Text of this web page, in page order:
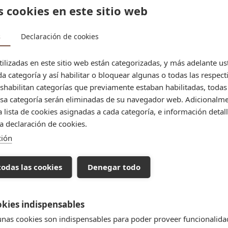
sitio web www.labocareus.com (en adelante, el "Sitio"). El uso
de la Política de Privacidad y cualquier otro aviso que pueda
logotipos, imágenes, así como su diseño gráfico y códigos
por las leyes de propiedad intelectual e industrial.
salvo autorización expresa de [Nombre de la Pastelería].
y perjuicios que pudieran derivarse de la falta de
de virus u otros elementos lesivos en el Sitio que puedan
terceros. Pastelería la Boca no se hace responsable del
y condiciones de uso y las políticas de privacidad de estos
cookies en este sitio web
Declaración de cookies
en este sitio web están categorizadas, y más adelante
categoría y así habilitar o bloquear algunas o todas las
categorías que previamente estaban habilitadas,
categoría serán eliminadas de su navegador web.
lista de cookies asignadas a cada categoría, e información
declaración de cookies.
las cookies Denegar todo
indispensables
cookies son indispensables para poder proveer